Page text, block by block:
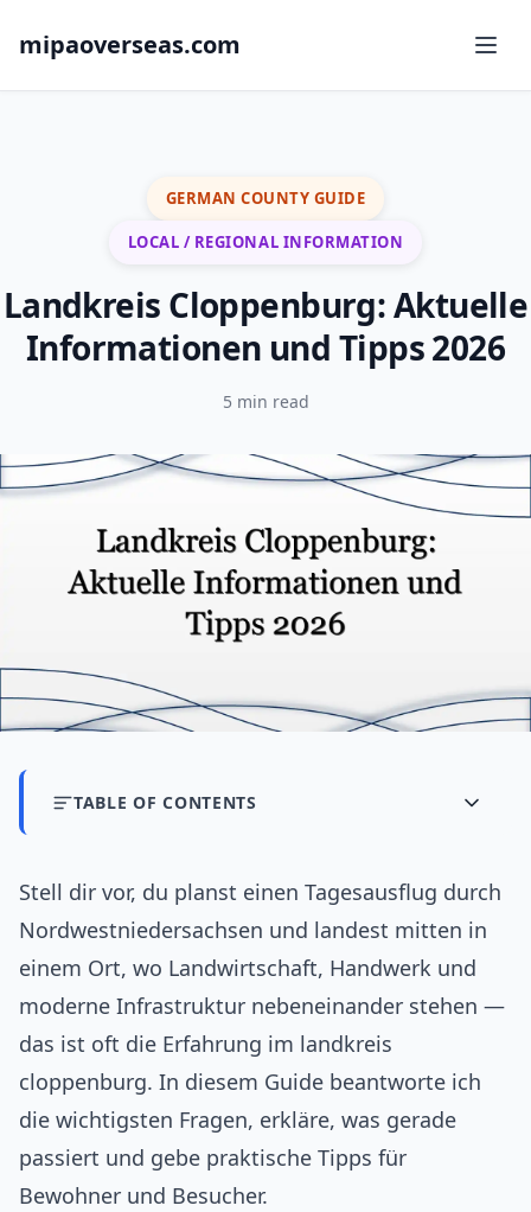
mipaoverseas.com
GERMAN COUNTY GUIDE
LOCAL / REGIONAL INFORMATION
Landkreis Cloppenburg: Aktuelle
Informationen und Tipps 2026
5 min read
TABLE OF CONTENTS
Stell dir vor, du planst einen Tagesausflug durch
Nordwestniedersachsen und landest mitten in
einem Ort, wo Landwirtschaft, Handwerk und
moderne Infrastruktur nebeneinander stehen —
das ist oft die Erfahrung im landkreis
cloppenburg. In diesem Guide beantworte ich
die wichtigsten Fragen, erkläre, was gerade
passiert und gebe praktische Tipps für
Bewohner und Besucher.